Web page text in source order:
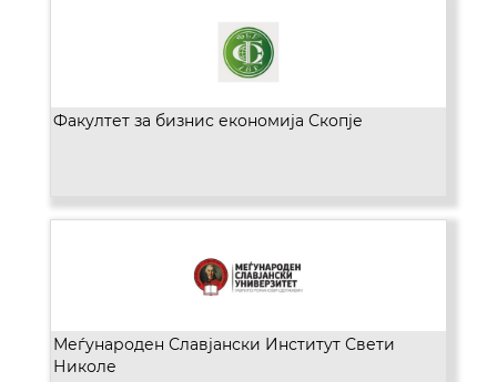
Факултет за бизнис економија Скопје
Меѓународен Славјански Институт Свети
Николе